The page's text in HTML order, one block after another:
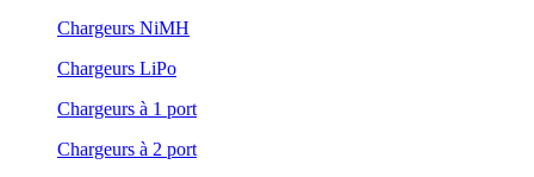
Chargeurs NiMH
Chargeurs LiPo
Chargeurs à 1 port
Chargeurs à 2 port